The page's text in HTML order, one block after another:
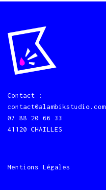
Contact :
contact@alambikstudio.com
07 88 20 66 33
41120 CHAILLES
Mentions Légales